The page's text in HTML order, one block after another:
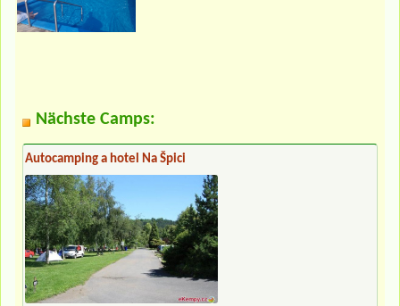
Nächste Camps:
Autocamping a hotel Na Špici